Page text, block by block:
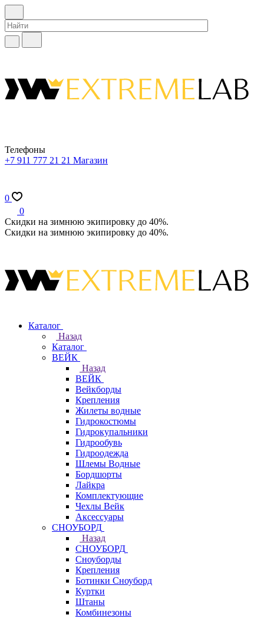
Телефоны
+7 911 777 21 21 Магазин
0
0
Скидки на зимнюю экипировку до 40%.
Скидки на зимнюю экипировку до 40%.
Каталог
Назад
Каталог
ВЕЙК
Назад
ВЕЙК
Вейкборды
Крепления
Жилеты водные
Гидрокостюмы
Гидрокупальники
Гидрообувь
Гидроодежда
Шлемы Водные
Бордшорты
Лайкра
Комплектующие
Чехлы Вейк
Аксессуары
СНОУБОРД
Назад
СНОУБОРД
Сноуборды
Крепления
Ботинки Сноуборд
Куртки
Штаны
Комбинезоны